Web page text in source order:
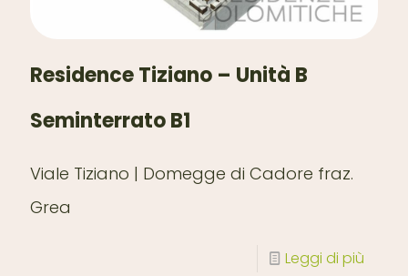
Residence Tiziano – Unità B
Seminterrato B1
Viale Tiziano | Domegge di Cadore fraz.
Grea
Leggi di più